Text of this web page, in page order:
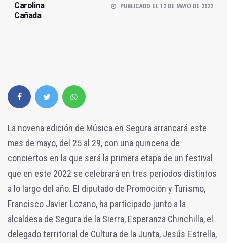
Carolina
Cañada
PUBLICADO EL 12 DE MAYO DE 2022
La novena edición de Música en Segura arrancará este
mes de mayo, del 25 al 29, con una quincena de
conciertos en la que será la primera etapa de un festival
que en este 2022 se celebrará en tres periodos distintos
a lo largo del año. El diputado de Promoción y Turismo,
Francisco Javier Lozano, ha participado junto a la
alcaldesa de Segura de la Sierra, Esperanza Chinchilla, el
delegado territorial de Cultura de la Junta, Jesús Estrella,